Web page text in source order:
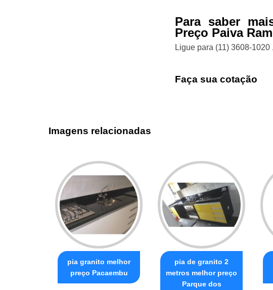
Para saber
Preço Paiva
Ligue para (11) 3608-1020 ,
Faça sua cotação
Imagens relacionadas
pia granito melhor
preço Pacaembu
pia de granito 2
metros melhor preço
Parque dos